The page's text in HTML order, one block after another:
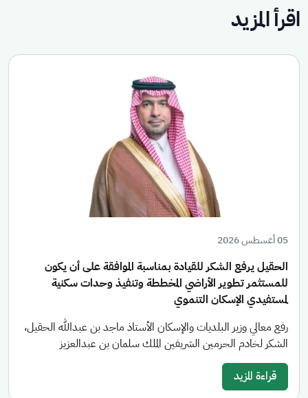
اقرأ المزيد
05 أغسطس 2026
الحقيل يرفع الشكر للقيادة بمناسبة الموافقة على أن يكون
للمستثمر تطوير الأراضي المخططة وتنفيذ وحدات سكنية
لمستفيدي الإسكان التنموي
رفع معالي وزير البلديات والإسكان الأستاذ ماجد بن عبدالله الحقيل،
الشكر لخادم الحرمين الشريفين الملك سلمان بن عبدالعزيز
قراءة المزيد